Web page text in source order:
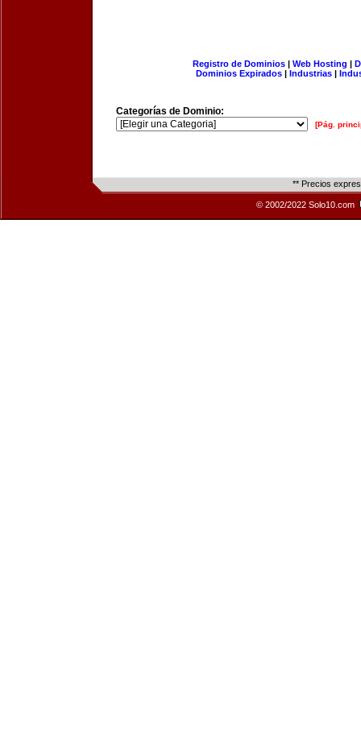
Registro de Dominios| Web Hosting |
Dominios Expirados | Industrias |
Categorías de Dominio:
[Pág.
** Precios
© 2002/2022 Solo10.com